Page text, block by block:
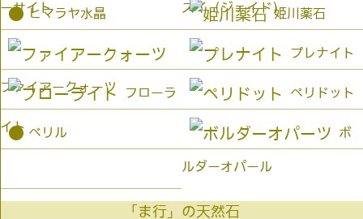
ーサイト スイ（ジェイド）
● ヒマラヤ水晶 姫川薬石
ファイアークォーツ
プレナイト
フローラ
イト
ペリドット
● ベリル ボ
ルダーオパール
「ま行」の天然石